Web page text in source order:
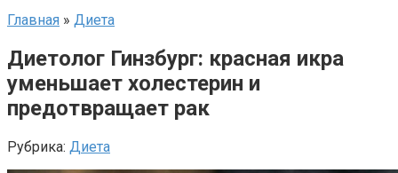
Главная » Диета
Диетолог Гинзбург: красная икра
уменьшает холестерин и
предотвращает рак
Рубрика: Диета